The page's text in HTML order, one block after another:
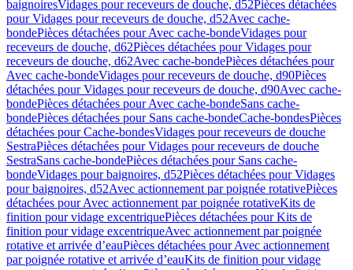
baignoiresVidages pour receveurs de douche, d52Pièces détachées
pour Vidages pour receveurs de douche, d52Avec cache-
bondePièces détachées pour Avec cache-bondeVidages pour
receveurs de douche, d62Pièces détachées pour Vidages pour
receveurs de douche, d62Avec cache-bondePièces détachées pour
Avec cache-bondeVidages pour receveurs de douche, d90Pièces
détachées pour Vidages pour receveurs de douche, d90Avec cache-
bondePièces détachées pour Avec cache-bondeSans cache-
bondePièces détachées pour Sans cache-bondeCache-bondesPièces
détachées pour Cache-bondesVidages pour receveurs de douche
SestraPièces détachées pour Vidages pour receveurs de douche
SestraSans cache-bondePièces détachées pour Sans cache-
bondeVidages pour baignoires, d52Pièces détachées pour Vidages
pour baignoires, d52Avec actionnement par poignée rotativePièces
détachées pour Avec actionnement par poignée rotativeKits de
finition pour vidage excentriquePièces détachées pour Kits de
finition pour vidage excentriqueAvec actionnement par poignée
rotative et arrivée d’eauPièces détachées pour Avec actionnement
par poignée rotative et arrivée d’eauKits de finition pour vidage